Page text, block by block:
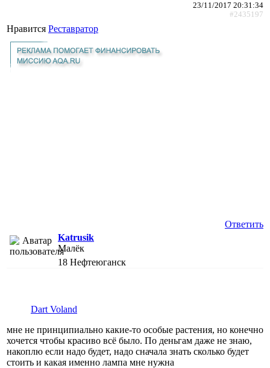
23/11/2017 20:31:34
#2435197
Нравится Реставратор
Ответить
Katrusik
Малёк
18 Нефтеюганск
Dart Voland
мне не принципиально какие-то особые растения, но конечно
хочется чтобы красиво всё было. По деньгам даже не знаю,
накоплю если надо будет, надо сначала знать сколько будет
стоить и какая именно лампа мне нужна